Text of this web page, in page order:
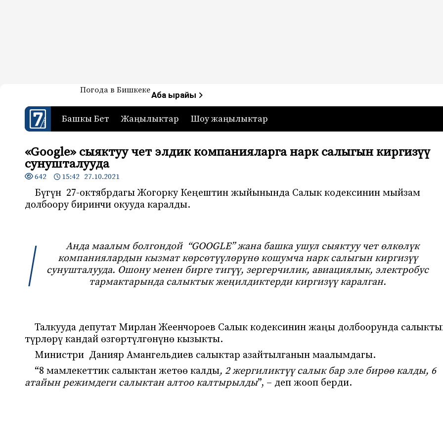
7-канал. Жаңылыктар — Кыргызстан
Жаңылыктар — Кыргызстан
Погода в БишкекеАба ырайы
Башкы Бет Жаңылыктар Шоу жаңылыктар
«Google» сыяктуу чет элдик компанияларга нарк салыгын киргизүү
сунушталууда
642 15:42 27.10.2021
Бүгүн 27-октябрдагы Жогорку Кеңештин жыйынында Салык кодексинин мыйзам
долбоору биринчи окууда каралды.
Анда маалым болгондой “GOOGLE” жана башка ушул сыяктуу чет өлкөлүк
компаниялардын кызмат көрсөтүүлөрүнө кошумча нарк салыгын киргизүү
сунушталууда. Ошону менен бирге тигүү, зергерчилик, авиациялык, электробус
тармактарында салыктык жеңилдиктерди киргизүү каралган.
Талкууда депутат Мирлан Жеенчороев Салык кодексинин жаңы долбоорунда
түрлөрү кандай өзгөртүлгөнүнө кызыкты.
Министри Данияр Амангельдиев салыктар азайтылганын маалымдагы.
“8 мамлекеттик салыктан жетөө калды, 2 жергиликтүү салык бар эле бирөө калды, 6
атайын режимдеги салыктан алтоо калтырылды”, – деп жооп берди.